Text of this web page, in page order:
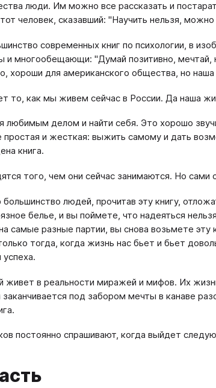
люди. Им можно все рассказать и
человек, сказавший: "Научить нельзя, можно
современных книг по психологии, в
и многообещающи: "Думай позитивно,
хороши для американского общества, но
то, как мы живем сейчас в России. Да наша
любимым делом и найти себя. Это хорошо
простая и жесткая: выжить самому и дать
книга.
того, чем они сейчас занимаются. Но сами
большинство людей, прочитав эту книгу,
белье, и вы поймете, что надеяться
самые разные партии, вы снова возьмете
тогда, когда жизнь нас бьет и бьет
живет в реальности миражей и мифов. Их
под забором мечты в канаве
постоянно спрашивают, когда выйдет